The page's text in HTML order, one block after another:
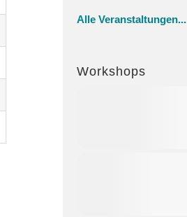
Alle Veranstaltungen...
Workshops